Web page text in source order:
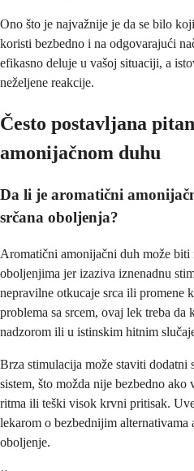
Ono što je najvažnije je da se bilo
koristi bezbedno i na odgovarajući
efikasno deluje u vašoj situaciji, a
neželjene reakcije.
Često postavljana
amonijačnom duhu
Da li je aromatični
srčana oboljenja?
Aromatični amonijačni duh može biti
oboljenjima jer izaziva iznenadnu
nepravilne otkucaje srca ili promene
problema sa srcem, ovaj lek treba
nadzorom ili u istinskim hitnim
Brza stimulacija može staviti dodatni
sistem, što možda nije bezbedno ako
ritma ili teški visok krvni pritisak.
lekarom o bezbednijim alternativama
oboljenje.